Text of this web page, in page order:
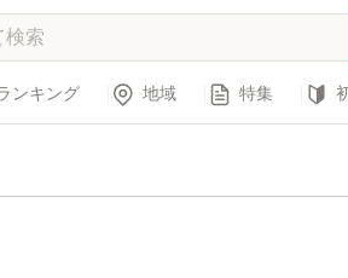
ンキング 地域 特集